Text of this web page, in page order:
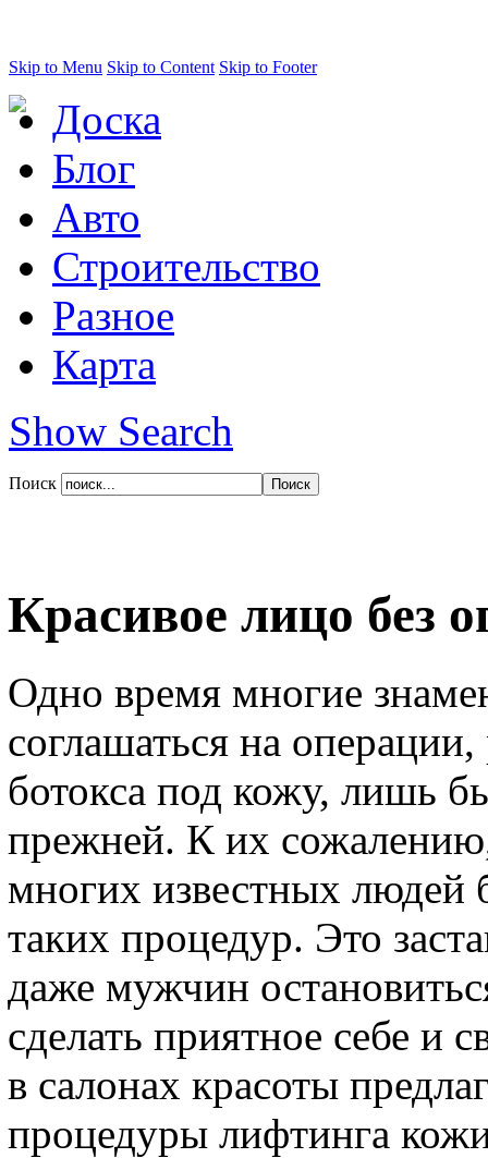
Skip to Menu Skip to Content Skip to Footer
Доска
Блог
Авто
Строительство
Разное
Карта
Show Search
Поиск
Красивое лицо без
Одно время многие
соглашаться на
ботокса под кожу, лишь
прежней. К их
многих известных людей
таких процедур. Это
даже мужчин
сделать приятное себе и
в салонах красоты
процедуры лифтинга